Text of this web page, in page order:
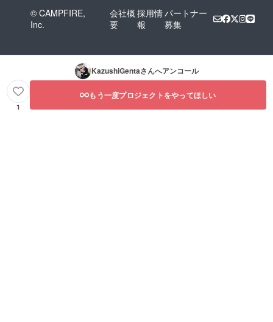
© CAMPFIRE,
Inc.
会社概
要
採用情
報
パートナー
募集
KazushiGentaさんへアンコール
1
もう一度プロジェクトをやってほしい